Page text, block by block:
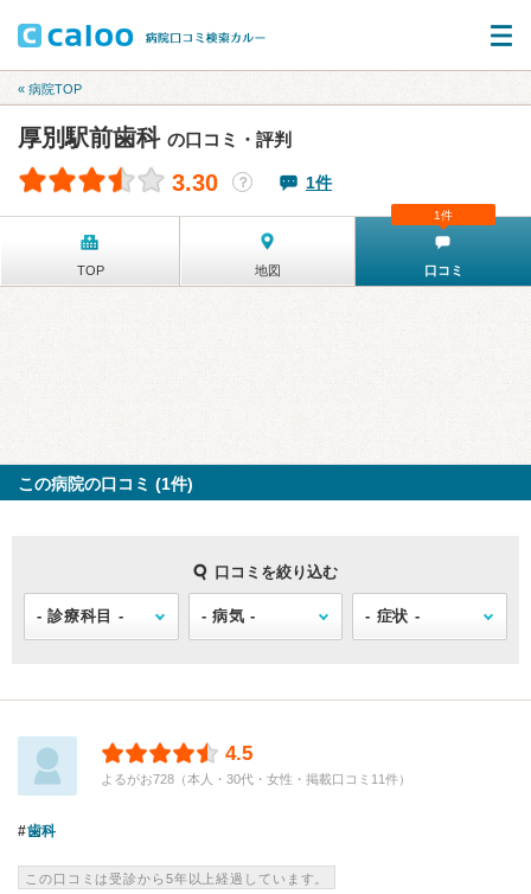
« 病院TOP
厚別駅前歯科 の口コミ・評判
3.30 ？ 1件
TOP 地図 口コミ
1件
この病院の口コミ (1件)
口コミを絞り込む
4.5
よるがお728（本人・30代・女性・掲載口コミ11件）
歯科
この口コミは受診から5年以上経過しています。